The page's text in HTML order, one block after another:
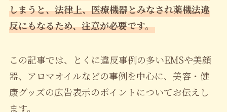
しまうと、法律上、医療機器とみなされ薬機法違
反にもなるため、注意が必要です。
この記事では、とくに違反事例の多いEMSや美顔
器、アロマオイルなどの事例を中心に、美容・健
康グッズの広告表示のポイントについてお伝えし
ます。